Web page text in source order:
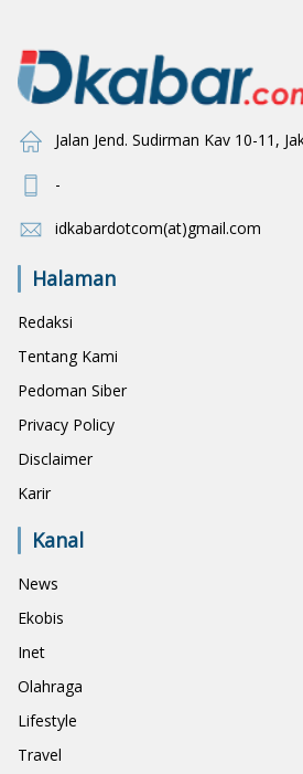
Jalan Jend. Sudirman Kav 10-11,
-
idkabardotcom(at)gmail.com
Halaman
Redaksi
Tentang Kami
Pedoman Siber
Privacy Policy
Disclaimer
Karir
Kanal
News
Ekobis
Inet
Olahraga
Lifestyle
Travel